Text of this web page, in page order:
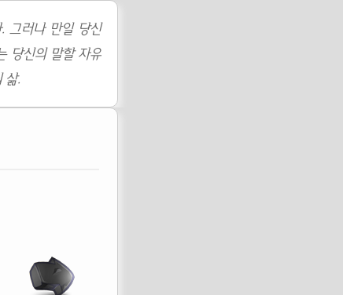
그러나 만일 당신
당신의 말할 자유
삶.